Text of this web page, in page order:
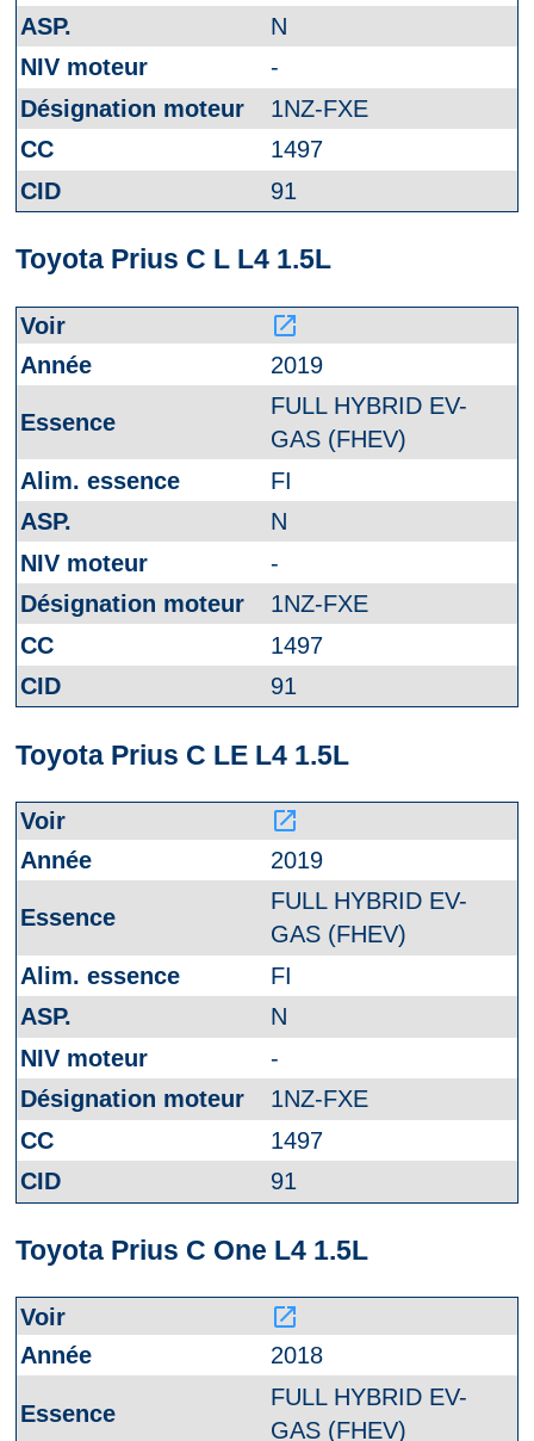
N
-
1NZ-FXE
1497
91
Toyota Prius C L L4 1.5L
launch
2019
FULL HYBRID EV-
GAS (FHEV)
FI
N
-
1NZ-FXE
1497
91
Toyota Prius C LE L4 1.5L
launch
2019
FULL HYBRID EV-
GAS (FHEV)
FI
N
-
1NZ-FXE
1497
91
Toyota Prius C One L4 1.5L
launch
2018
FULL HYBRID EV-
GAS (FHEV)